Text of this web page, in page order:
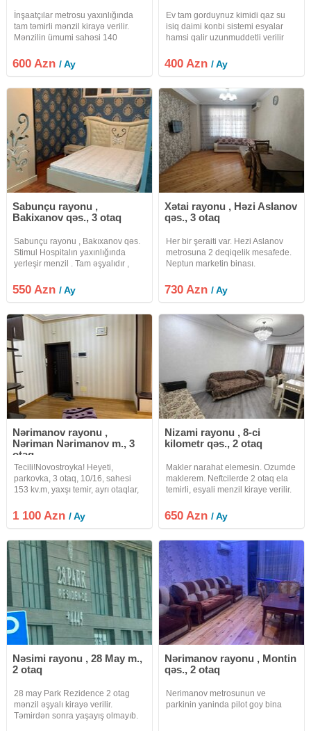
İnşaatçılar metrosu yaxınlığında
tam təmirli mənzil kirayə verilir.
Mənzilin ümumi sahəsi 140
Mənzil mərtəbəli binanın
mərtəbəsində yerləşir. Qiymət 600
600 Azn/ Ay
Ev tam gorduynuz kimidi qaz su
isiq daimi konbi sistemi esyalar
hamsi qalir uzunmuddetli verilir
400 Azn/ Ay
Sabunçu rayonu ,
Bakixanov qəs., 3 otaq
Sabunçu rayonu , Bakıxanov qəs.
Stimul Hospitalın yaxınlığında
yerleşir menzil . Tam əşyalıdır ,
herbir şəraiti var. 2otaqdan 3ə
düzəlmədir. Yalnız 1ədəd otağı
550 Azn/ Ay
Xətai rayonu , Həzi Aslanov
qəs., 3 otaq
Her bir şeraiti var. Hezi Aslanov
metrosuna 2 deqiqelik mesafede.
Neptun marketin binası.
süretli fiber optik internet
mövcuddur. Qiymet komendant
730 Azn/ Ay
Nərimanov rayonu ,
Nəriman Nərimanov m., 3
otaq
Tecili!Novostroyka! Heyeti,
parkovka, 3 otaq, 10/16, sahesi
153 kv.m, yaxşı temir, ayrı otaqlar,
duşkabin, 2 yataq desti, 3 split
kondinsioner, 2 bslkon, kombi,
1 100 Azn/ Ay
Nizami rayonu , 8-ci
kilometr qəs., 2 otaq
Makler narahat elemesin. Ozumde
maklerem. Neftcilerde 2 otaq ela
temirli, esyali menzil kiraye verilir.
kucesi 18/8 mertebesi Nazli sadliq
sarayinin yani Podium mollun
650 Azn/ Ay
Nəsimi rayonu , 28 May m.,
2 otaq
28 may Park Rezidence 2 otag
mənzil əşyalı kirayə verilir.
Təmirdən sonra yaşayış olmayıb.
Nərimanov rayonu , Montin
qəs., 2 otaq
Nerimanov metrosunun ve
parkinin yaninda pilot goy bina